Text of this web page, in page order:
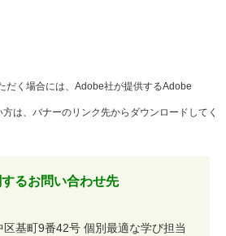
だく場合には、Adobe社が提供するAdobe
は、バナーのリンク先からダウンロードしてく
るお問い合わせ先
区基町9番42号 個別最適な学び担当